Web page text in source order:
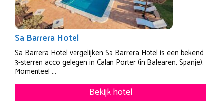
Sa Barrera Hotel
Sa Barrera Hotel vergelijken Sa Barrera Hotel is een bekend
3-sterren acco gelegen in Calan Porter (in Balearen, Spanje).
Momenteel ...
Bekijk hotel